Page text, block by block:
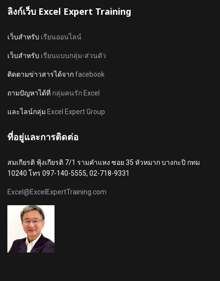
ลิงก์เว็บ Excel Expert Training
เว็บสำหรับ เรียนออนไลน์
เว็บสำหรับ เรียนแบบกลุ่ม-ส่วนตัว
ติดตามข่าวสารได้จากfacebook
ถามปัญหาได้ที่ กลุ่มคนรัก Excel
และไลน์กลุ่ม Excel Expert Group
ที่อยู่และการติดต่อ
สมเกียรติ ฟุ้งเกียรติ 7/1 รามคำแหง ซอย 35 หัวหมาก บางกะปิ กทม
10240 โทร 097-140-5555, 02-718-9331
Excel@ExcelExpertTraining.com